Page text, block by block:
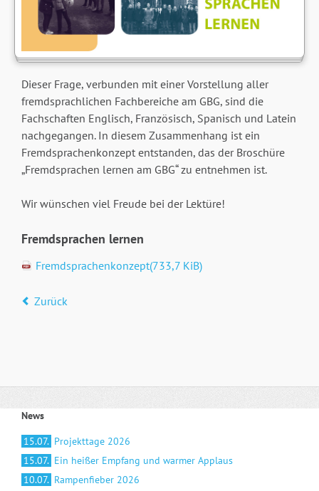
Dieser Frage, verbunden mit einer Vorstellung aller
fremdsprachlichen Fachbereiche am GBG, sind die
Fachschaften Englisch, Französisch, Spanisch und Latein
nachgegangen. In diesem Zusammenhang ist ein
Fremdsprachenkonzept entstanden, das der Broschüre
„Fremdsprachen lernen am GBG“ zu entnehmen ist.
Wir wünschen viel Freude bei der Lektüre!
Fremdsprachen lernen
Fremdsprachenkonzept(733,7 KiB)
Zurück
News
15.07. Projekttage 2026
15.07. Ein heißer Empfang und warmer Applaus
10.07. Rampenfieber 2026